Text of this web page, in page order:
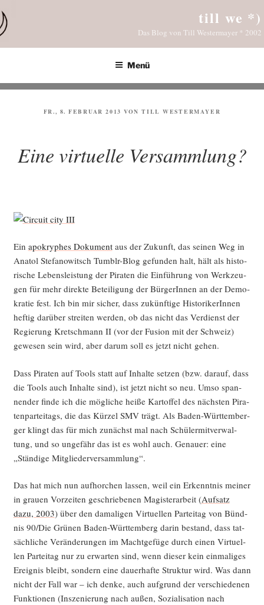
Inhalt
springen
till we *)
Das Blog von Till Westermayer * 2002
Menü
VERÖFFENTLICHT
FR., 8. FEBRUAR 2013 VON TILL WESTERMAYER
Eine virtuelle Versammlung?
Ein apo­kry­phes Doku­mentaus der Zukunft, das sei­nen Weg in
Ana­tol Ste­fa­no­witsch Tumb­lr-Blog gefun­den halt, hält als his­to­
ri­sche Lebens­leis­tung der Pira­ten die Ein­füh­rung von Werk­zeu­
gen für mehr direk­te Betei­li­gung der Bür­ge­rIn­nen an der Demo­
kra­tie fest. Ich bin mir sicher, dass zukünf­ti­ge His­to­ri­ke­rIn­nen
hef­tig dar­über strei­ten wer­den, ob das nicht das Ver­dienst der
Regie­rung Kret­sch­mann II (vor der Fusi­on mit der Schweiz)
gewe­sen sein wird, aber dar­um soll es jetzt nicht gehen.
Dass Pira­ten auf Tools statt auf Inhal­te set­zen (bzw. dar­auf, dass
die Tools auch Inhal­te sind), ist jetzt nicht so neu. Umso span­
nen­der fin­de ich die mög­li­che hei­ße Kar­tof­fel des nächs­ten Pira­
ten­par­tei­tags, die das Kür­zel SMV trägt. Als Baden-Würt­tem­ber­
ger klingt das für mich zunächst mal nach Schü­ler­mit­ver­wal­
tung, und so unge­fähr das ist es wohl auch. Genau­er: eine
„Stän­di­ge Mitgliederversammlung“.
Das hat mich nun auf­hor­chen las­sen, weil ein Erkennt­nis mei­ner
in grau­en Vor­zei­ten geschrie­be­nen Magis­ter­ar­beit (Auf­satz
dazu, 2003) über den dama­li­gen Vir­tu­el­len Par­tei­tag von Bünd­
nis 90/Die Grü­nen Baden-Würt­tem­berg dar­in bestand, dass tat­
säch­li­che Ver­än­de­run­gen im Macht­ge­fü­ge durch einen Vir­tu­el­
len Par­tei­tag nur zu erwar­ten sind, wenn die­ser kein ein­ma­li­ges
Ereig­nis bleibt, son­dern eine dau­er­haf­te Struk­tur wird. Was dann
nicht der Fall war – ich den­ke, auch auf­grund der ver­schie­de­nen
Funk­tio­nen (Insze­nie­rung nach außen, Sozia­li­sa­ti­on nach